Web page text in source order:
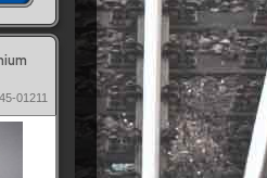
01211